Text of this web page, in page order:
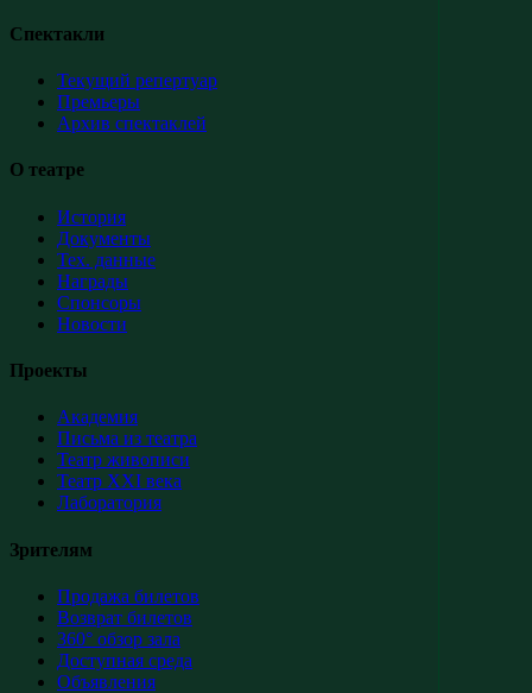
Спектакли
Текущий репертуар
Премьеры
Архив спектаклей
О театре
История
Документы
Тех. данные
Награды
Спонсоры
Новости
Проекты
Академия
Письма из театра
Театр живописи
Театр XXI века
Лаборатория
Зрителям
Продажа билетов
Возврат билетов
360° обзор зала
Доступная среда
Объявления